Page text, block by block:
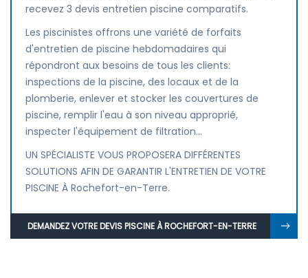
recevez 3 devis entretien piscine comparatifs.
Les piscinistes offrons une variété de forfaits
d'entretien de piscine hebdomadaires qui
répondront aux besoins de tous les clients:
inspections de la piscine, des locaux et de la
plomberie, enlever et stocker les couvertures de
piscine, remplir l'eau à son niveau approprié,
inspecter l'équipement de filtration...
UN SPÉCIALISTE VOUS PROPOSERA DIFFÉRENTES
SOLUTIONS AFIN DE GARANTIR L'ENTRETIEN DE VOTRE
PISCINE À Rochefort-en-Terre.
DEMANDEZ VOTRE DEVIS PISCINE À ROCHEFORT-EN-TERRE